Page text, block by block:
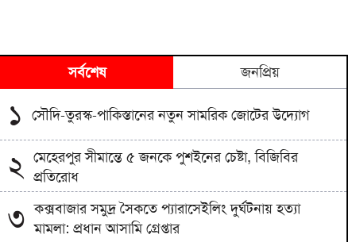
সর্বশেষ জনপ্রিয়
১ সৌদি-তুরস্ক-পাকিস্তানের নতুন সামরিক জোটের উদ্যোগ
২
মেহেরপুর সীমান্তে ৫ জনকে পুশইনের চেষ্টা, বিজিবির
প্রতিরোধ
৩ কক্সবাজার সমুদ্র সৈকতে প্যারাসেইলিং দুর্ঘটনায় হত্যা
মামলা: প্রধান আসামি গ্রেপ্তার